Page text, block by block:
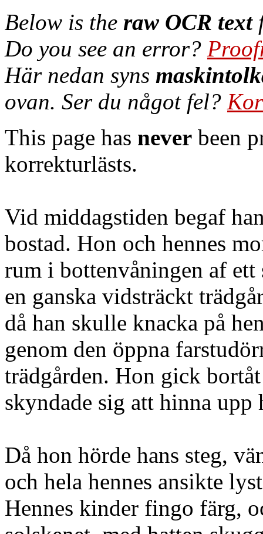
Below is the raw OCR text
Do you see an error?
Här nedan syns
ovan. Ser du något fel?
This page has never been
korrekturlästs.
Vid middagstiden begaf
bostad. Hon och hennes
rum i bottenvåningen af
en ganska vidsträckt
då han skulle knacka på
genom den öppna
trädgården. Hon gick
skyndade sig att hinna upp
Då hon hörde hans steg,
och hela hennes ansikte
Hennes kinder fingo färg,